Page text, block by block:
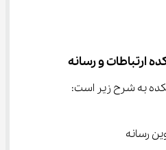
رسانه